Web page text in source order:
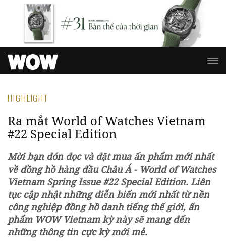
HIGHLIGHT
Ra mắt World of Watches Vietnam
#22 Special Edition
Mời bạn đón đọc và đặt mua ấn phẩm mới nhất
về đồng hồ hàng đầu Châu Á - World of Watches
Vietnam Spring Issue #22 Special Edition. Liên
tục cập nhật những diễn biến mới nhất từ nền
công nghiệp đồng hồ danh tiếng thế giới, ấn
phẩm WOW Vietnam kỳ này sẽ mang đến
những thông tin cực kỳ mới mẻ.